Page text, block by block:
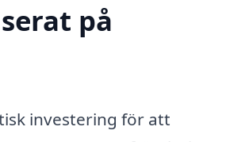
på
investering för att